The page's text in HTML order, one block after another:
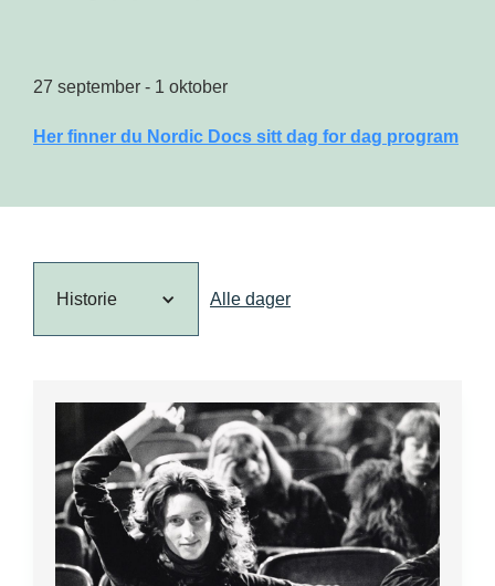
27 september - 1 oktober
Her finner du Nordic Docs sitt dag for dag program
Historie Alle dager